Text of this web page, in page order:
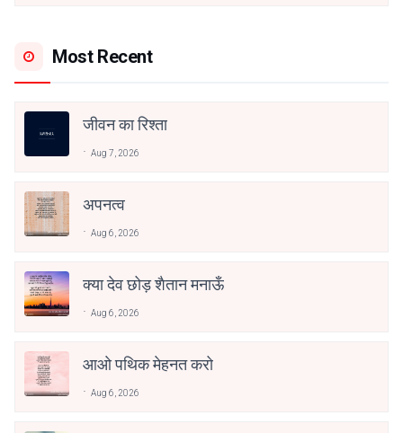
Most Recent
जीवन का रिश्ता
Aug 7, 2026
अपनत्व
Aug 6, 2026
क्या देव छोड़ शैतान मनाऊँ
Aug 6, 2026
आओ पथिक मेहनत करो
Aug 6, 2026